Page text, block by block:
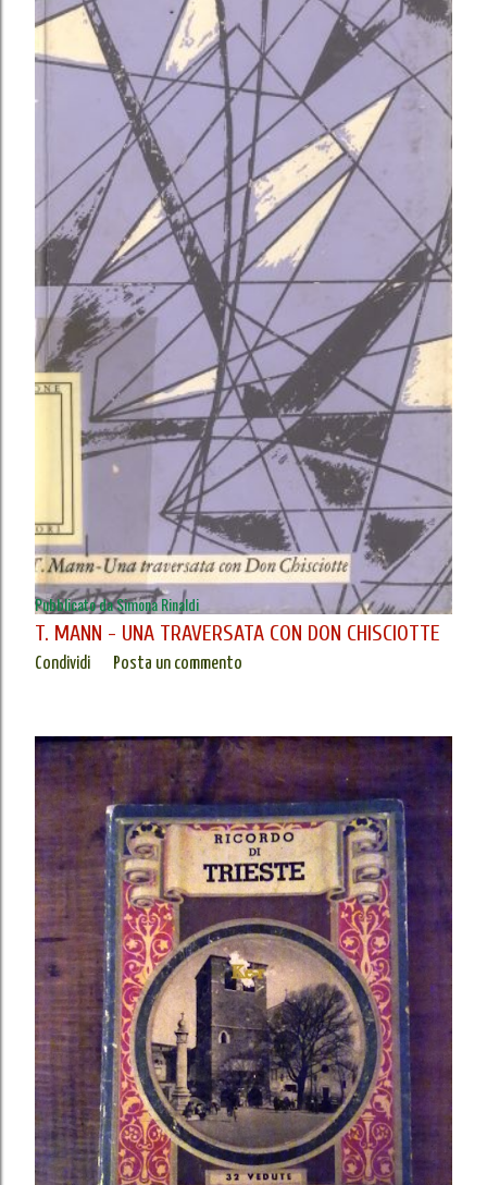
Pubblicato daSimona Rinaldi
T. MANN - UNA TRAVERSATA CON DON CHISCIOTTE
Condividi Posta un commento